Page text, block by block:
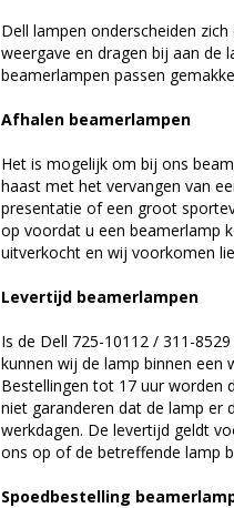
Dell lampen onderscheiden
weergave en dragen bij aan de
beamerlampen passen
Afhalen beamerlampen
Het is mogelijk om bij ons
haast met het vervangen van
presentatie of een groot
op voordat u een beamerlamp
uitverkocht en wij voorkomen
Levertijd beamerlampen
Is de Dell 725-10112 / 311-
kunnen wij de lamp binnen een
Bestellingen tot 17 uur worden
niet garanderen dat de lamp er
werkdagen. De levertijd geldt
ons op of de betreffende lamp
Spoedbestelling